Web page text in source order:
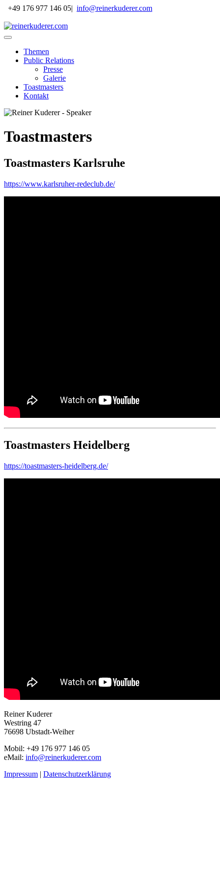
+49 176 977 146 05| info@reinerkuderer.com
Themen
Public Relations
Presse
Galerie
Toastmasters
Kontakt
Toastmasters
Toastmasters Karlsruhe
https://www.karlsruher-redeclub.de/
Toastmasters Heidelberg
https://toastmasters-heidelberg.de/
Reiner Kuderer
Westring 47
76698 Ubstadt-Weiher
Mobil: +49 176 977 146 05
eMail: info@reinerkuderer.com
Impressum | Datenschutzerklärung